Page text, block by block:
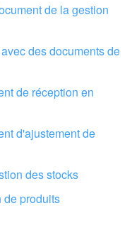
Bitrix24
locaux
de la gestion
des documents de
de réception en
d'ajustement de
des stocks
de produits